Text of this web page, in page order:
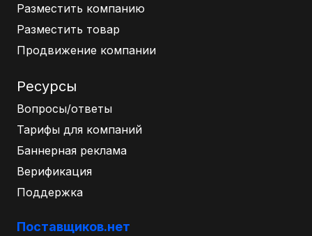
Разместить компанию
Разместить товар
Продвижение компании
Ресурсы
Вопросы/ответы
Тарифы для компаний
Баннерная реклама
Верификация
Поддержка
Поставщиков.нет